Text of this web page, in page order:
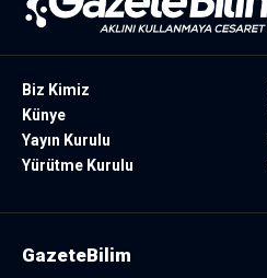
Biz Kimiz
Künye
Yayın Kurulu
Yürütme Kurulu
GazeteBilim